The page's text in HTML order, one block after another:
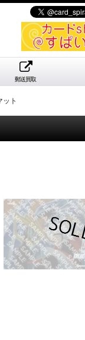
郵送買取
ット